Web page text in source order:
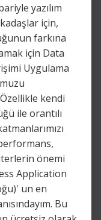
yazılım
için,
farkına
için Data
Uygulama
kendi
ile orantılı
önemi
Application
un en
Bu